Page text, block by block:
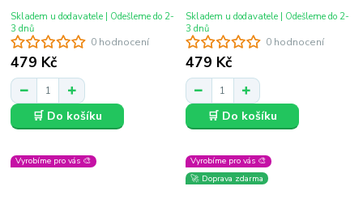
0 hodnocení
479 Kč
Skladem u dodavatele | Odešleme do 2-
3 dnů
🛒 Do košíku
0 hodnocení
479 Kč
Skladem u dodavatele | Odešleme do 2-
3 dnů
🛒 Do košíku
Vyrobíme pro vás 🎨
Vyrobíme pro vás 🎨
🚀 Doprava zdarma